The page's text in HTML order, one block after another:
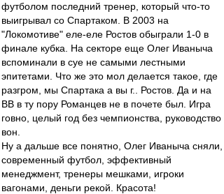
футболом последний тренер, который что-то
выигрывал со Спартаком. В 2003 на
"Локомотиве" еле-еле Ростов обыграли 1-0 в
финале кубка. На секторе еще Олег Иваныча
вспоминали в суе не самыми лестными
эпитетами. Что же это мол делается такое, где
разгром, мы Спартака а вы г.. Ростов. Да и на
ВВ в ту пору Романцев не в почете был. Игра
говно, целый год без чемпионства, руководство
вон.
Ну а дальше все понятно, Олег Иваныча сняли,
современный футбол, эффективный
менеджмент, тренеры мешками, игроки
вагонами, деньги рекой. Красота!